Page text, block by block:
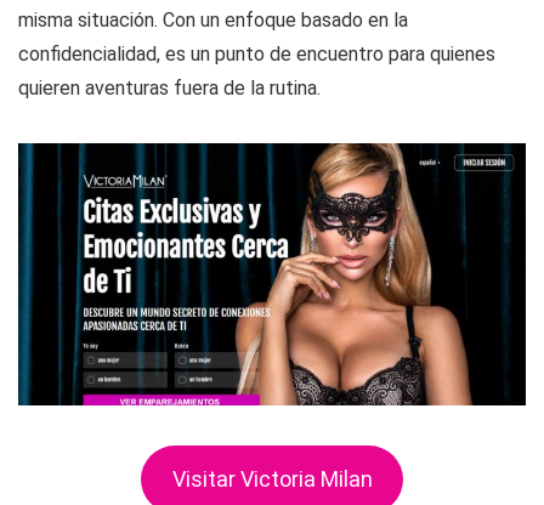
misma situación. Con un enfoque basado en la
confidencialidad, es un punto de encuentro para quienes
quieren aventuras fuera de la rutina.
Visitar Victoria Milan